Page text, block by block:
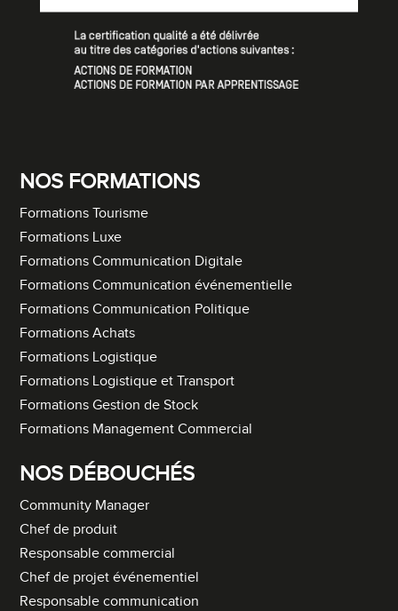
NOS FORMATIONS
Formations Tourisme
Formations Luxe
Formations Communication Digitale
Formations Communication événementielle
Formations Communication Politique
Formations Achats
Formations Logistique
Formations Logistique et Transport
Formations Gestion de Stock
Formations Management Commercial
NOS DÉBOUCHÉS
Community Manager
Chef de produit
Responsable commercial
Chef de projet événementiel
Responsable communication